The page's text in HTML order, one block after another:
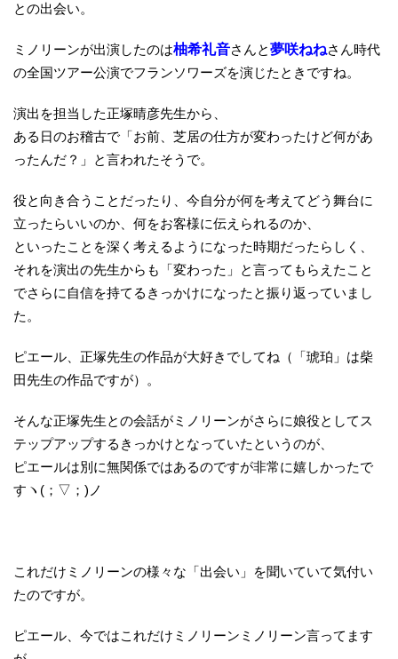
との出会い。
ミノリーンが出演したのは柚希礼音さんと夢咲ねねさん時代
の全国ツアー公演でフランソワーズを演じたときですね。
演出を担当した正塚晴彦先生から、
ある日のお稽古で「お前、芝居の仕方が変わったけど何があ
ったんだ？」と言われたそうで。
役と向き合うことだったり、今自分が何を考えてどう舞台に
立ったらいいのか、何をお客様に伝えられるのか、
といったことを深く考えるようになった時期だったらしく、
それを演出の先生からも「変わった」と言ってもらえたこと
でさらに自信を持てるきっかけになったと振り返っていまし
た。
ピエール、正塚先生の作品が大好きでしてね（「琥珀」は柴
田先生の作品ですが）。
そんな正塚先生との会話がミノリーンがさらに娘役としてス
テップアップするきっかけとなっていたというのが、
ピエールは別に無関係ではあるのですが非常に嬉しかったで
すヽ(；▽；)ノ
これだけミノリーンの様々な「出会い」を聞いていて気付い
たのですが。
ピエール、今ではこれだけミノリーンミノリーン言ってます